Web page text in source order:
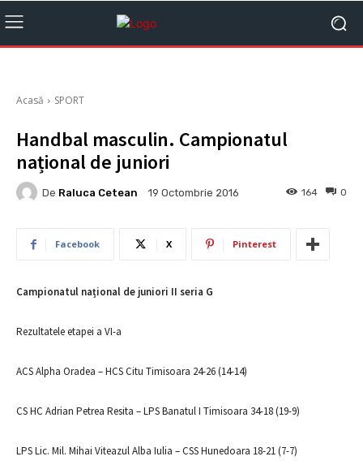
Acasă SPORT
Handbal masculin. Campionatul
național de juniori
De Raluca Cetean 19 Octombrie 2016 0
164
Facebook X Pinterest
Campionatul național de juniori II seria G
Rezultatele etapei a VI-a
ACS Alpha Oradea – HCS Citu Timisoara 24-26 (14-14)
CS HC Adrian Petrea Resita – LPS Banatul I Timisoara 34-18 (19-9)
LPS Lic. Mil. Mihai Viteazul Alba Iulia – CSS Hunedoara 18-21 (7-7)